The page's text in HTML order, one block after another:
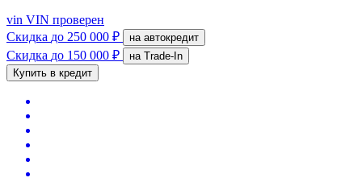
vin VIN проверен
Скидка до 250 000 ₽ на автокредит
Скидка до 150 000 ₽
на Trade-In
Купить в кредит